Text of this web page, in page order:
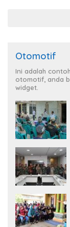
Otomotif
Ini adalah
otomotif, anda
widget.